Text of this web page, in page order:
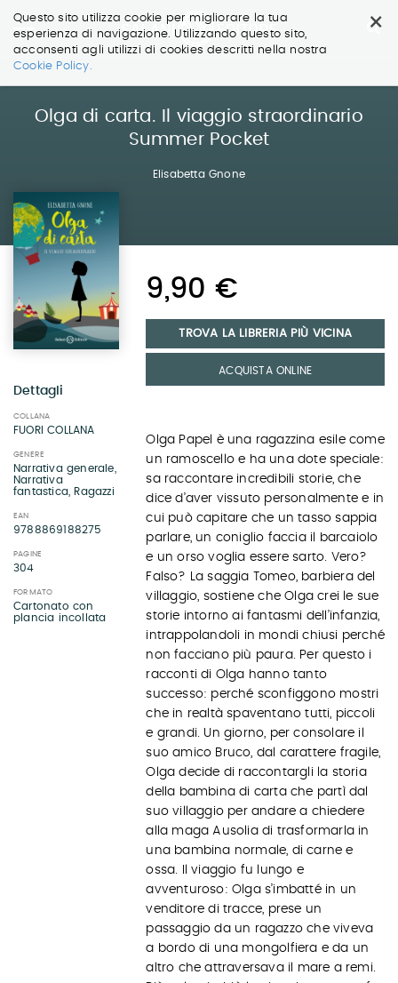
×
Questo sito utilizza cookie per migliorare la tua
esperienza di navigazione. Utilizzando questo sito,
acconsenti agli utilizzi di cookies descritti nella nostra
Cookie Policy.
Salta
SaltaOlga di carta. Il viaggio straordinario
Summer Pocket
Elisabetta Gnone
Dettagli
COLLANA
FUORI COLLANA
GENERE
Narrativa generale,
Narrativa
fantastica, Ragazzi
EAN
9788869188275
PAGINE
304
FORMATO
Cartonato con
plancia incollata
9,90 €
TROVA LA LIBRERIA PIÙ VICINA
ACQUISTA ONLINE
Olga Papel è una ragazzina esile come
un ramoscello e ha una dote speciale:
sa raccontare incredibili storie, che
dice d’aver vissuto personalmente e in
cui può capitare che un tasso sappia
parlare, un coniglio faccia il barcaiolo
e un orso voglia essere sarto. Vero?
Falso? La saggia Tomeo, barbiera del
villaggio, sostiene che Olga crei le sue
storie intorno ai fantasmi dell’infanzia,
intrappolandoli in mondi chiusi perché
non facciano più paura. Per questo i
racconti di Olga hanno tanto
successo: perché sconfiggono mostri
che in realtà spaventano tutti, piccoli
e grandi. Un giorno, per consolare il
suo amico Bruco, dal carattere fragile,
Olga decide di raccontargli la storia
della bambina di carta che partì dal
suo villaggio per andare a chiedere
alla maga Ausolia di trasformarla in
una bambina normale, di carne e
ossa. Il viaggio fu lungo e
avventuroso: Olga s’imbatté in un
venditore di tracce, prese un
passaggio da un ragazzo che viveva
a bordo di una mongolfiera e da un
altro che attraversava il mare a remi.